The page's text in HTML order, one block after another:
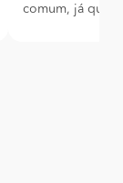
comum, já que